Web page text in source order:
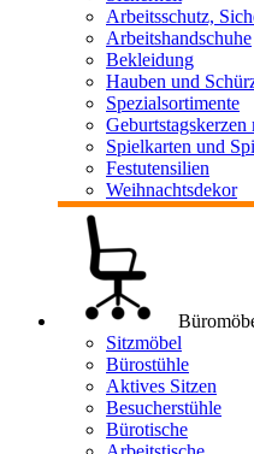
Arbeitsschutz,
Arbeitshandschuhe
Bekleidung
Hauben und
Spezialsortimente
Spielkarten und
Festutensilien
Weihnachtsdekor
Sitzmöbel
Bürostühle
Aktives Sitzen
Besucherstühle
Bürotische